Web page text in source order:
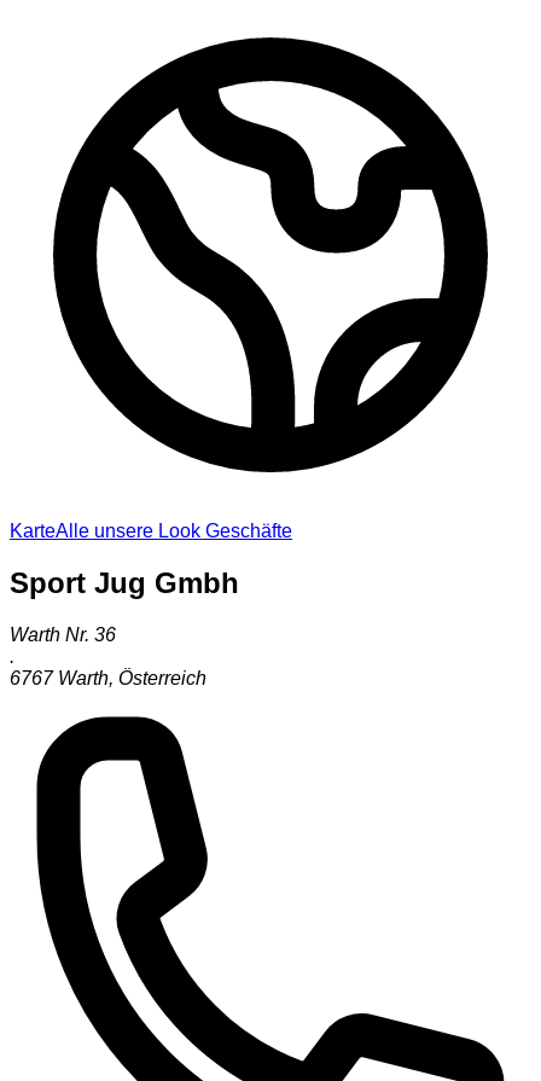
KarteAlle unsere Look Geschäfte
Sport Jug Gmbh
Warth Nr. 36
.
6767 Warth, Österreich